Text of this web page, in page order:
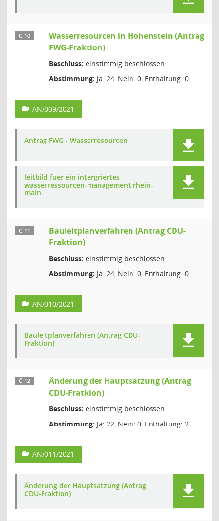
Ö 10
Wasserresourcen in Hohenstein (Antrag
FWG-Fraktion)
Beschluss: einstimmig beschlossen
Abstimmung: Ja: 24, Nein: 0, Enthaltung: 0
AN/009/2021
Antrag FWG - Wasserresourcen
leitbild fuer ein intergriertes
wasserressourcen-management rhein-
main
Ö 11
Bauleitplanverfahren (Antrag CDU-
Fraktion)
Beschluss: einstimmig beschlossen
Abstimmung: Ja: 24, Nein: 0, Enthaltung: 0
AN/010/2021
Bauleitplanverfahren (Antrag CDU-
Fraktion)
Ö 12
Änderung der Hauptsatzung (Antrag
CDU-Fratkion)
Beschluss: einstimmig beschlossen
Abstimmung: Ja: 22, Nein: 0, Enthaltung: 2
AN/011/2021
Änderung der Hauptsatzung (Antrag
CDU-Fraktion)